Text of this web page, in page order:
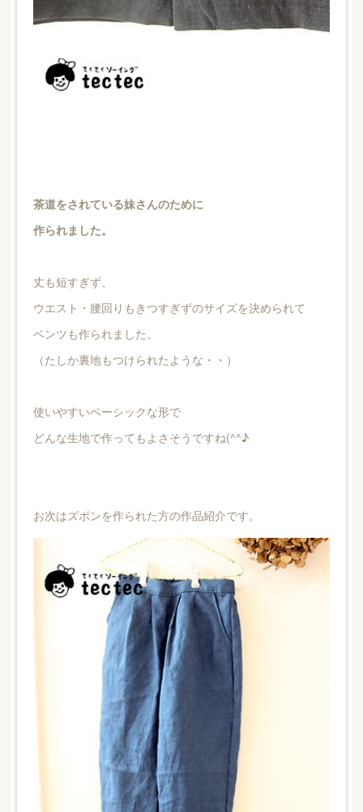
茶道をされている妹さんのために
作られました。
丈も短すぎず、
ウエスト・腰回りもきつすぎずのサイズを決められて
ベンツも作られました。
（たしか裏地もつけられたような・・）
使いやすいベーシックな形で
どんな生地で作ってもよさそうですね(^^♪
お次はズボンを作られた方の作品紹介です。